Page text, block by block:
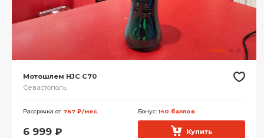
Мотошлем HJC C70
Севастополь
Рассрочка от 767 ₽/мес. Бонус:140 баллов
6 999 ₽ Купить